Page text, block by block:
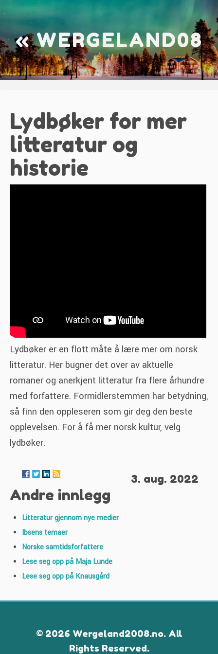
« WERGELAND08
Lydbøker for mer
litteratur og
historie
Lydbøker er en flott måte å lære mer om norsk
litteratur. Her bugner det over av aktuelle
romaner og anerkjent litteratur fra flere århundre
med forfattere. Formidlerstemmen har betydning,
så finn den oppleseren som gir deg den beste
opplevelsen. For å få mer norsk kultur, velg
lydbøker.
3. aug. 2022
Andre innlegg
Litteratur gjennom nye medier
Ibsens temaer
Norske samtidsforfattere
Lese seg opp på Maja Lunde
Lese seg opp på Knausgård
© 2026 Wergeland2008.no. All
Rights Reserved.